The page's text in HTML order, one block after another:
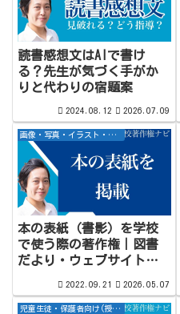
読書感想文はAIで書け
る？先生が気づく手がか
りと代わりの宿題案
2024.08.12 2026.07.09
画像・写真・イラスト・キャラクター
本の表紙（書影）を学校
で使う際の著作権｜図書
だより・ウェブサイト・
2022.09.21 2026.05.07
児童生徒・保護者向け(授業作り・指導案)